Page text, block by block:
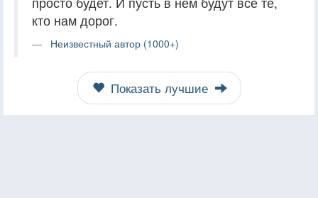
кто нам дорог.
Неизвестный автор (1000+)
Показать лучшие